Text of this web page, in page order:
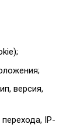
версия,
IP-